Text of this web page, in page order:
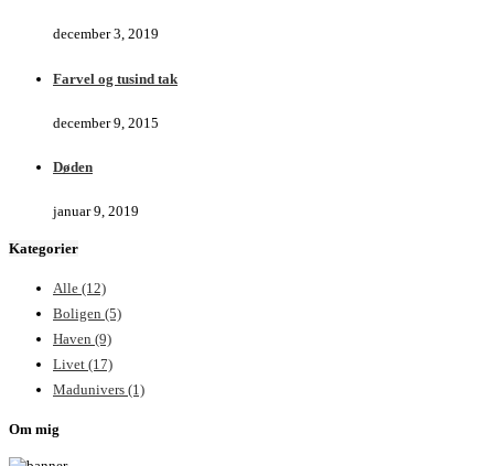
december 3, 2019
Farvel og tusind tak
december 9, 2015
Døden
januar 9, 2019
Kategorier
Alle (12)
Boligen (5)
Haven (9)
Livet (17)
Madunivers (1)
Om mig